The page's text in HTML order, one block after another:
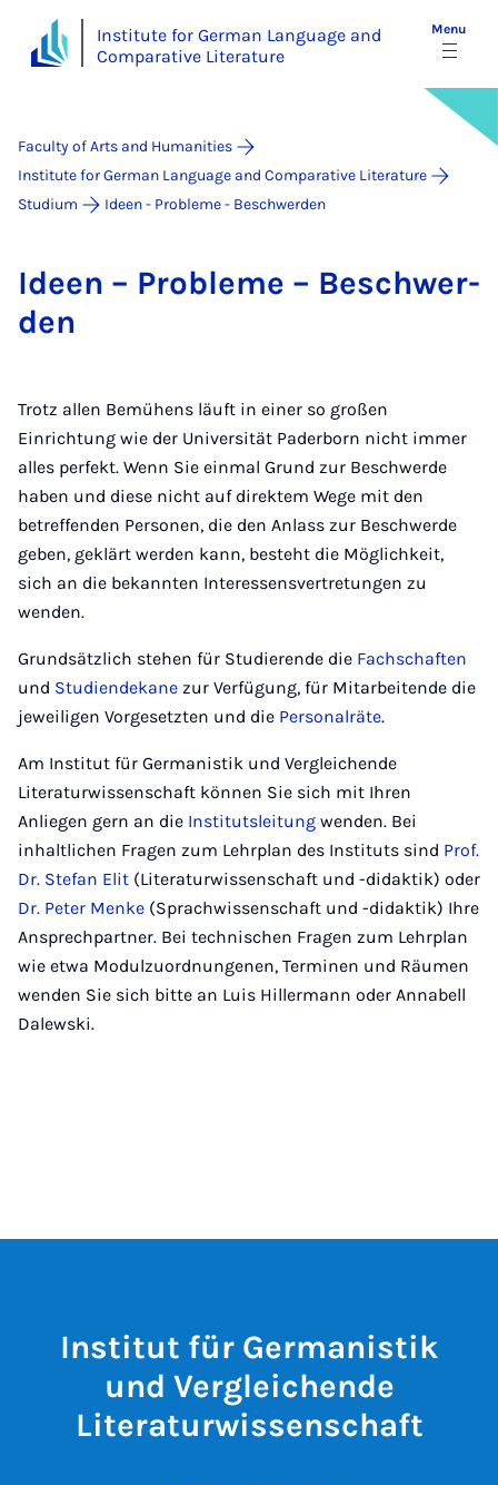
Institute for German Language and
Comparative Literature
Menu
Faculty of Arts and Humanities
Institute for German Language and Comparative Literature
Studium
Ideen - Probleme - Beschwerden
Ideen – Prob­leme – Beschwer­
den
Trotz allen Bemühens läuft in einer so großen
Einrichtung wie der Universität Paderborn nicht immer
alles perfekt. Wenn Sie einmal Grund zur Beschwerde
haben und diese nicht auf direktem Wege mit den
betreffenden Personen, die den Anlass zur Beschwerde
geben, geklärt werden kann, besteht die Möglichkeit,
sich an die bekannten Interessensvertretungen zu
wenden.
Grundsätzlich stehen für Studierende die Fachschaften
und Studiendekane zur Verfügung, für Mitarbeitende die
jeweiligen Vorgesetzten und die Personalräte.
Am Institut für Germanistik und Vergleichende
Literaturwissenschaft können Sie sich mit Ihren
Anliegen gern an die Institutsleitung wenden. Bei
inhaltlichen Fragen zum Lehrplan des Instituts sind Prof.
Dr. Stefan Elit (Literaturwissenschaft und -didaktik) oder
Dr. Peter Menke (Sprachwissenschaft und -didaktik) Ihre
Ansprechpartner. Bei technischen Fragen zum Lehrplan
wie etwa Modulzuordnungenen, Terminen und Räumen
wenden Sie sich bitte an Luis Hillermann oder Annabell
Dalewski.
Institut für Germanistik
und Vergleichende
Literaturwissenschaft